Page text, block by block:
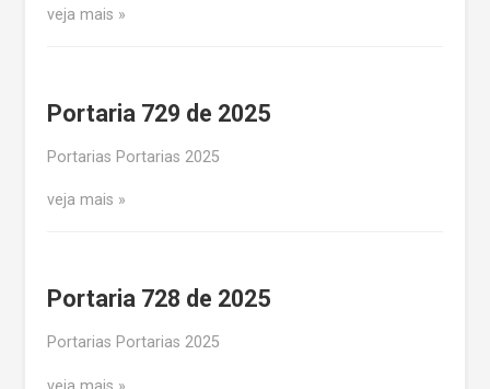
veja mais
Portaria 729 de 2025
Portarias Portarias 2025
veja mais
Portaria 728 de 2025
Portarias Portarias 2025